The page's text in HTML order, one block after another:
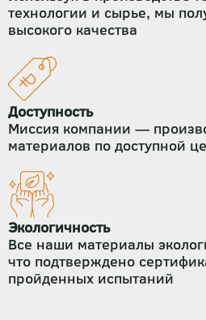
технологии и сырье, мы
высокого качества
Доступность
Миссия компании —
материалов по доступной
Экологичность
Все наши материалы
что подтверждено
пройденных испытаний